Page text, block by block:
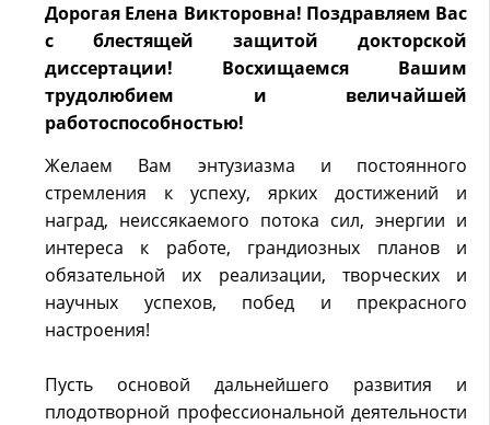
Дорогая Елена Викторовна! Поздравляем Вас
с блестящей защитой докторской
диссертации! Восхищаемся Вашим
трудолюбием и величайшей
работоспособностью!
Желаем Вам энтузиазма и постоянного
стремления к успеху, ярких достижений и
наград, неиссякаемого потока сил, энергии и
интереса к работе, грандиозных планов и
обязательной их реализации, творческих и
научных успехов, побед и прекрасного
настроения!
Пусть основой дальнейшего развития и
плодотворной профессиональной деятельности